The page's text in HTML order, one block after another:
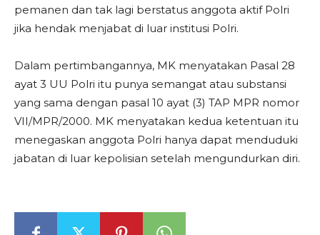
pemanen dan tak lagi berstatus anggota aktif Polri
jika hendak menjabat di luar institusi Polri.
Dalam pertimbangannya, MK menyatakan Pasal 28
ayat 3 UU Polri itu punya semangat atau substansi
yang sama dengan pasal 10 ayat (3) TAP MPR nomor
VII/MPR/2000. MK menyatakan kedua ketentuan itu
menegaskan anggota Polri hanya dapat menduduki
jabatan di luar kepolisian setelah mengundurkan diri.